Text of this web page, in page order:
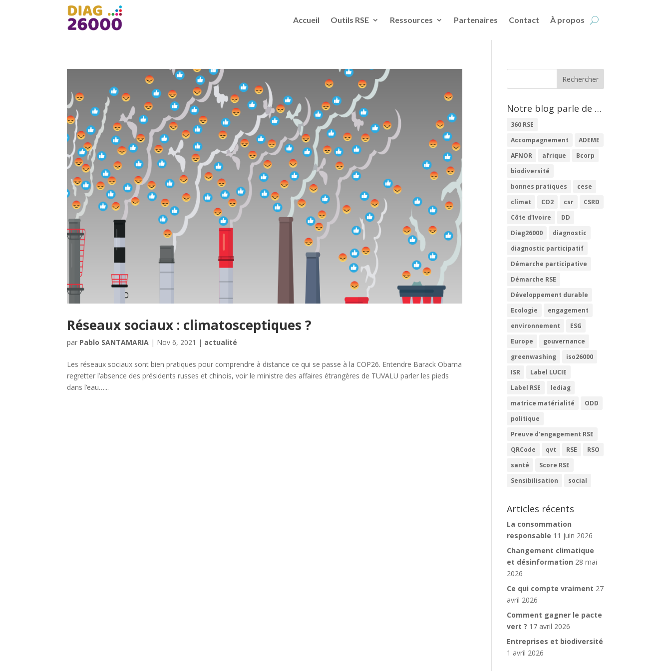
Accueil Outils RSE Ressources Partenaires Contact À propos
Réseaux sociaux : climatosceptiques ?
par Pablo SANTAMARIA | Nov 6, 2021 | actualité
Les réseaux sociaux sont bien pratiques pour comprendre à distance ce qui se passe à la COP26. Entendre Barack Obama
regretter l’absence des présidents russes et chinois, voir le ministre des affaires étrangères de TUVALU parler les pieds
dans l’eau…...
Notre blog parle de …
360 RSE
Accompagnement
ADEME
AFNOR
afrique
Bcorp
biodiversité
bonnes pratiques
cese
climat
CO2 csr
CSRD
Côte d'Ivoire
DD
Diag26000
diagnostic
diagnostic participatif
Démarche participative
Démarche RSE
Développement durable
Ecologie
engagement
environnement
ESG
Europe
gouvernance
greenwashing
iso26000
ISR
Label LUCIE
Label RSE
lediag
matrice matérialité
ODD
politique
Preuve d'engagement RSE
QRCode
qvt RSE
RSO
santé
Score RSE
Sensibilisation
social
Articles récents
La consommation
responsable 11 juin 2026
Changement climatique
et désinformation 28 mai
2026
Ce qui compte vraiment 27
avril 2026
Comment gagner le pacte
vert ? 17 avril 2026
Entreprises et biodiversité
1 avril 2026